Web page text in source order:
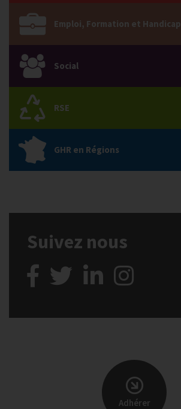
Emploi, Formation et Handicap
Social
RSE
GHR en Régions
Suivez nous
Adhérer